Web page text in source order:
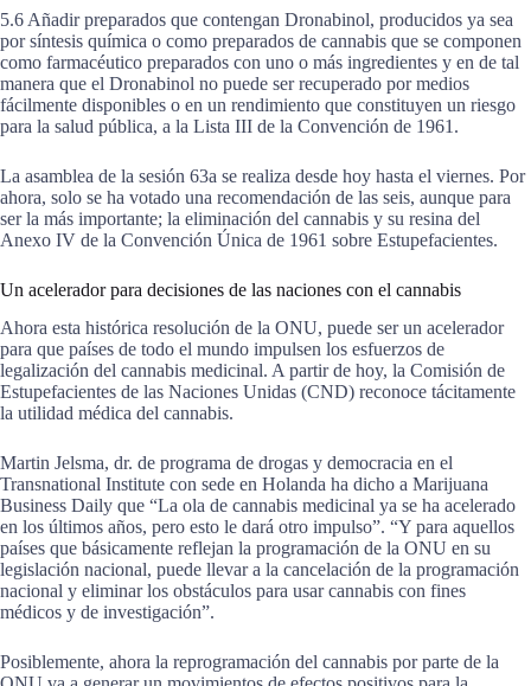
5.6 Añadir preparados que contengan Dronabinol, producidos ya sea
por síntesis química o como preparados de cannabis que se componen
como farmacéutico preparados con uno o más ingredientes y en de tal
manera que el Dronabinol no puede ser recuperado por medios
fácilmente disponibles o en un rendimiento que constituyen un riesgo
para la salud pública, a la Lista III de la Convención de 1961.
La asamblea de la sesión 63a se realiza desde hoy hasta el viernes. Por
ahora, solo se ha votado una recomendación de las seis, aunque para
ser la más importante; la eliminación del cannabis y su resina del
Anexo IV de la Convención Única de 1961 sobre Estupefacientes.
Un acelerador para decisiones de las naciones con el cannabis
Ahora esta histórica resolución de la ONU, puede ser un acelerador
para que países de todo el mundo impulsen los esfuerzos de
legalización del cannabis medicinal. A partir de hoy, la Comisión de
Estupefacientes de las Naciones Unidas (CND) reconoce tácitamente
la utilidad médica del cannabis.
Martin Jelsma, dr. de programa de drogas y democracia en el
Transnational Institute con sede en Holanda ha dicho a Marijuana
Business Daily que “La ola de cannabis medicinal ya se ha acelerado
en los últimos años, pero esto le dará otro impulso”. “Y para aquellos
países que básicamente reflejan la programación de la ONU en su
legislación nacional, puede llevar a la cancelación de la programación
nacional y eliminar los obstáculos para usar cannabis con fines
médicos y de investigación”.
Posiblemente, ahora la reprogramación del cannabis por parte de la